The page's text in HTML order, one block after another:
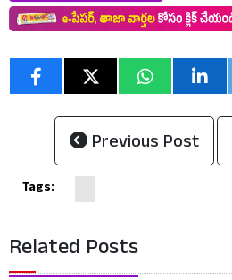
Previous Post
Tags:
Related Posts